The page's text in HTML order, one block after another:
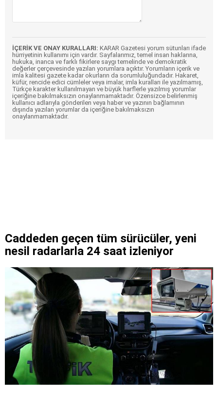
İÇERİK VE ONAY KURALLARI: KARAR Gazetesi yorum sütunları ifade
hürriyetinin kullanımı için vardır. Sayfalarımız, temel insan haklarına,
hukuka, inanca ve farklı fikirlere saygı temelinde ve demokratik
değerler çerçevesinde yazılan yorumlara açıktır. Yorumların içerik ve
imla kalitesi gazete kadar okurların da sorumluluğundadır. Hakaret,
küfür, rencide edici cümleler veya imalar, imla kuralları ile yazılmamış,
Türkçe karakter kullanılmayan ve büyük harflerle yazılmış yorumlar
içeriğine bakılmaksızın onaylanmamaktadır. Özensizce belirlenmiş
kullanıcı adlarıyla gönderilen veya haber ve yazının bağlamının
dışında yazılan yorumlar da içeriğine bakılmaksızın
onaylanmamaktadır.
Caddeden geçen tüm sürücüler, yeni
nesil radarlarla 24 saat izleniyor